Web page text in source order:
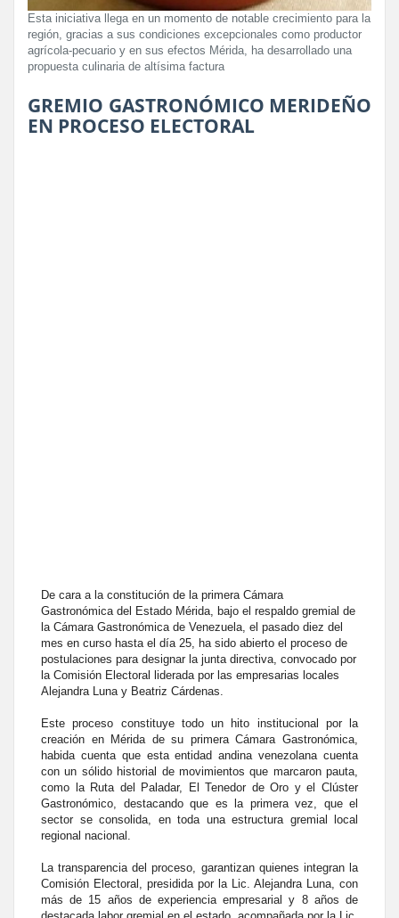
Esta iniciativa llega en un momento de notable crecimiento para la
región, gracias a sus condiciones excepcionales como productor
agrícola-pecuario y en sus efectos Mérida, ha desarrollado una
propuesta culinaria de altísima factura
GREMIO GASTRONÓMICO MERIDEÑO
EN PROCESO ELECTORAL
De cara a la constitución de la primera Cámara
Gastronómica del Estado Mérida, bajo el respaldo gremial de
la Cámara Gastronómica de Venezuela, el pasado diez del
mes en curso hasta el día 25, ha sido abierto el proceso de
postulaciones para designar la junta directiva, convocado por
la Comisión Electoral liderada por las empresarias locales
Alejandra Luna y Beatriz Cárdenas.
Este proceso constituye todo un hito institucional por la
creación en Mérida de su primera Cámara Gastronómica,
habida cuenta que esta entidad andina venezolana cuenta
con un sólido historial de movimientos que marcaron pauta,
como la Ruta del Paladar, El Tenedor de Oro y el Clúster
Gastronómico, destacando que es la primera vez, que el
sector se consolida, en toda una estructura gremial local
regional nacional.
La transparencia del proceso, garantizan quienes integran la
Comisión Electoral, presidida por la Lic. Alejandra Luna, con
más de 15 años de experiencia empresarial y 8 años de